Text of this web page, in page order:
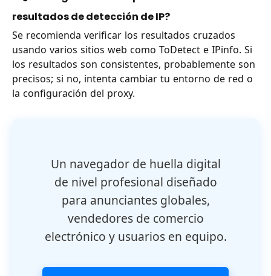
resultados de detección de IP?
Se recomienda verificar los resultados cruzados
usando varios sitios web como ToDetect e IPinfo. Si
los resultados son consistentes, probablemente son
precisos; si no, intenta cambiar tu entorno de red o
la configuración del proxy.
Un navegador de huella digital
de nivel profesional diseñado
para anunciantes globales,
vendedores de comercio
electrónico y usuarios en equipo.